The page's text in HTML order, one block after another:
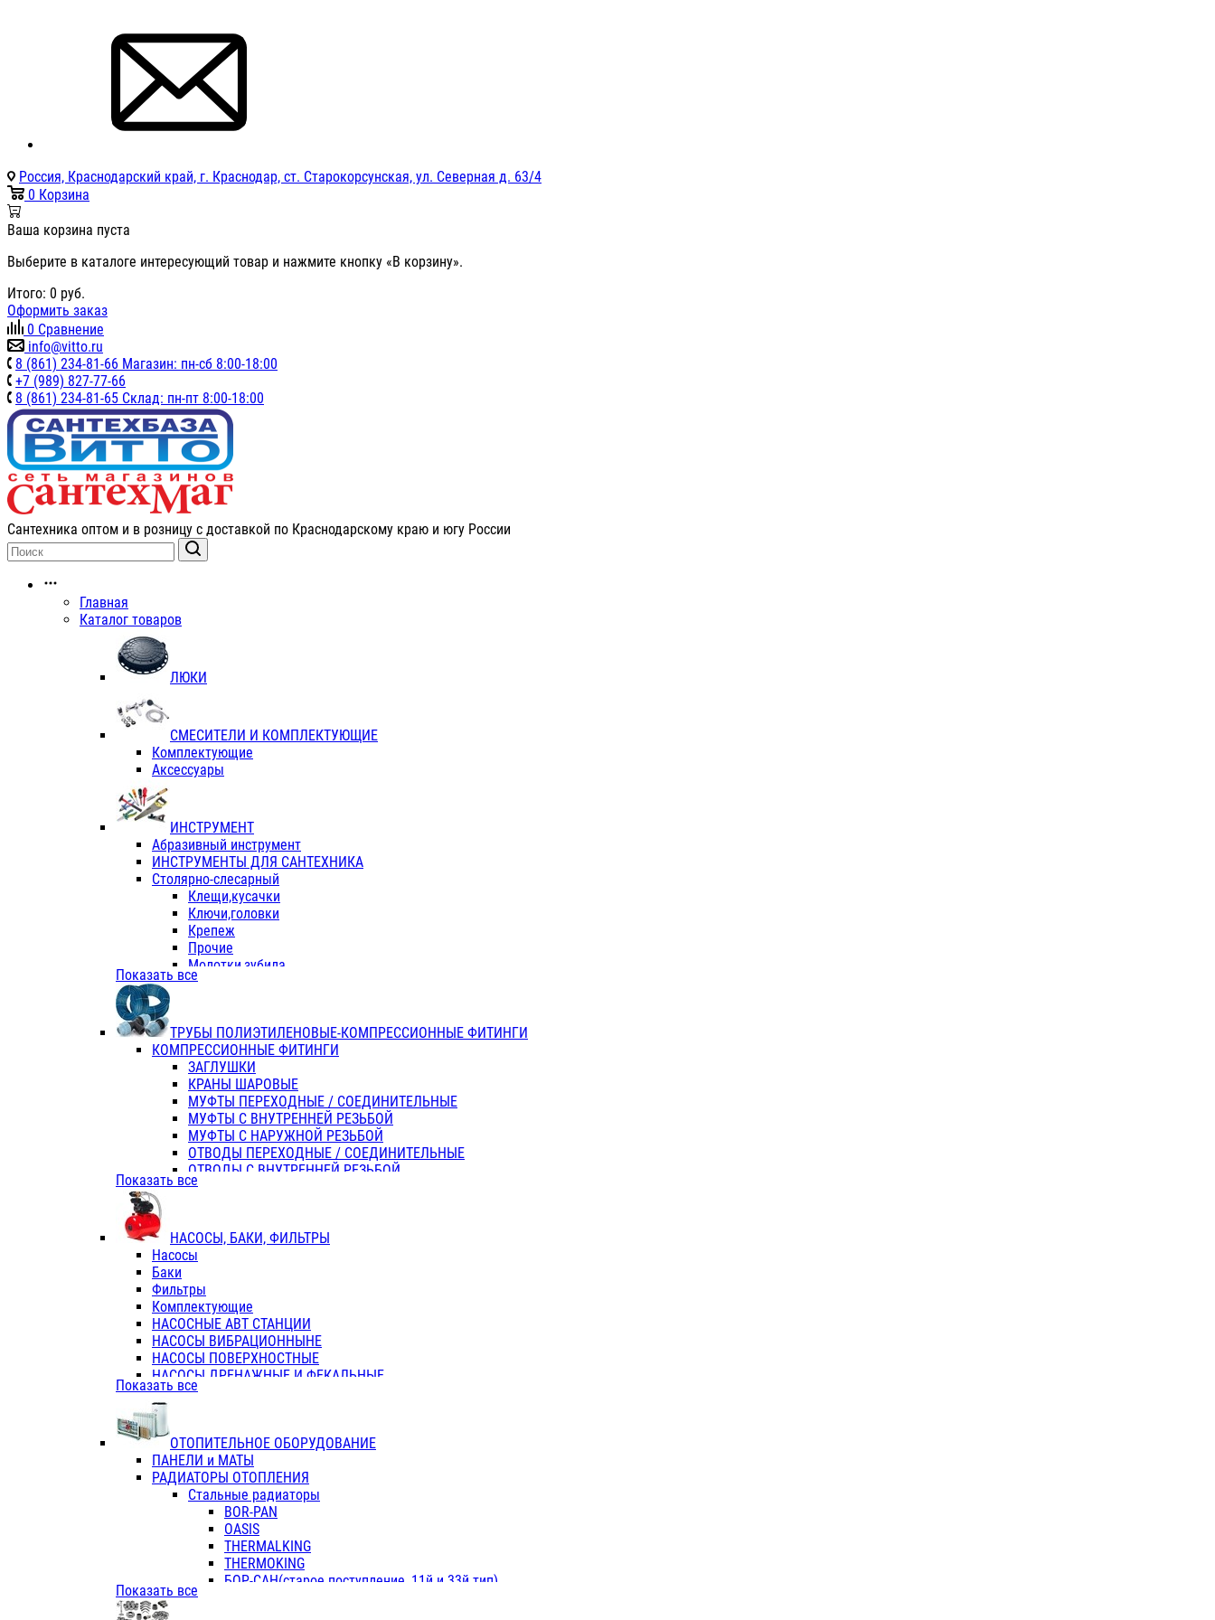
Россия, Краснодарский край, г. Краснодар, ст. Старокорсунская, ул. Северная д. 63/4
0 Корзина
Ваша корзина пуста
Выберите в каталоге интересующий товар и нажмите кнопку «В корзину».
Итого: 0 руб.
Оформить заказ
0 Сравнение
info@vitto.ru
8 (861) 234-81-66 Магазин: пн-сб 8:00-18:00
+7 (989) 827-77-66
8 (861) 234-81-65 Склад: пн-пт 8:00-18:00
Сантехника оптом и в розницу с доставкой по Краснодарскому краю и югу России
Главная
Каталог товаров
ЛЮКИ
СМЕСИТЕЛИ И КОМПЛЕКТУЮЩИЕ
Комплектующие
Аксессуары
ИНСТРУМЕНТ
Абразивный инструмент
ИНСТРУМЕНТЫ ДЛЯ САНТЕХНИКА
Столярно-слесарный
Клещи,кусачки
Ключи,головки
Крепеж
Прочие
Молотки,зубила
Пассатижи,тонкогубцы,утконосы
Отвертки
Хоз. инвентарь
ЭЛ. ИНСТРУМЕНТ OASIS
Показать все
ТРУБЫ ПОЛИЭТИЛЕНОВЫЕ-КОМПРЕССИОННЫЕ ФИТИНГИ
КОМПРЕССИОННЫЕ ФИТИНГИ
ЗАГЛУШКИ
КРАНЫ ШАРОВЫЕ
МУФТЫ ПЕРЕХОДНЫЕ / СОЕДИНИТЕЛЬНЫЕ
МУФТЫ С ВНУТРЕННЕЙ РЕЗЬБОЙ
МУФТЫ С НАРУЖНОЙ РЕЗЬБОЙ
ОТВОДЫ ПЕРЕХОДНЫЕ / СОЕДИНИТЕЛЬНЫЕ
ОТВОДЫ С ВНУТРЕННЕЙ РЕЗЬБОЙ
ОТВОДЫ С НАРУЖНОЙ РЕЗЬБОЙ
ТРОЙНИКИ ПЕРЕХОДНЫЕ / СОЕДИНИТЕЛЬНЫЕ
ТРОЙНИКИ С ВНУТРЕННЕЙ РЕЗЬБОЙ
КОЛЬЦА РЕЗИНОВЫЕ
ТРУБЫ НАПОРНЫЕ
ТРУБЫ ГОФРИРОВАННЫЕ ДВУХСЛ.
ТРУБЫ ПОЛИЭТИЛЕНОВЫЕ
Показать все
НАСОСЫ, БАКИ, ФИЛЬТРЫ
Насосы
Баки
Фильтры
Комплектующие
НАСОСНЫЕ АВТ СТАНЦИИ
НАСОСЫ ВИБРАЦИОННЫНЕ
НАСОСЫ ПОВЕРХНОСТНЫЕ
НАСОСЫ ДРЕНАЖНЫЕ И ФЕКАЛЬНЫЕ
НАСОСЫ ПОВЫСИТ и ЦИРКУЛЯЦИОННЫЕ
НАСОСЫ СКВАЖИННЫЕ
Показать все
ОТОПИТЕЛЬНОЕ ОБОРУДОВАНИЕ
ПАНЕЛИ и МАТЫ
РАДИАТОРЫ ОТОПЛЕНИЯ
Стальные радиаторы
BOR-PAN
OASIS
THERMALKING
THERMOKING
БОР-САН(старое поступление, 11й и 33й тип)
Показать все